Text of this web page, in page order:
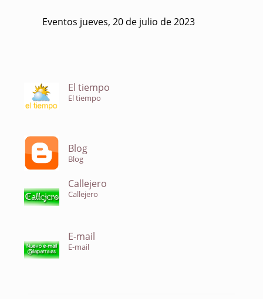
Eventos jueves, 20 de julio de 2023
El tiempo
El tiempo
Blog
Blog
Callejero
Callejero
E-mail
E-mail